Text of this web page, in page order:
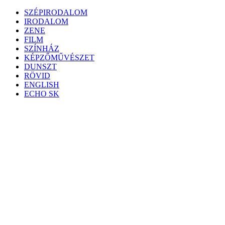
Skip
content
SZÉPIRODALOM
IRODALOM
ZENE
FILM
SZÍNHÁZ
KÉPZŐMŰVÉSZET
DUNSZT
RÖVID
ENGLISH
ECHO SK